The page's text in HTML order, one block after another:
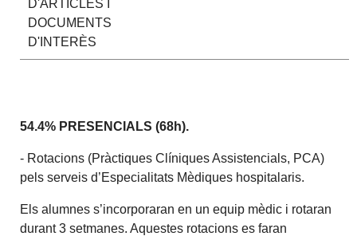
D'ARTICLES I
DOCUMENTS
D'INTERÈS
54.4% PRESENCIALS (68h).
- Rotacions (Pràctiques Clíniques Assistencials, PCA)
pels serveis d’Especialitats Mèdiques hospitalaris.
Els alumnes s’incorporaran en un equip mèdic i rotaran
durant 3 setmanes. Aquestes rotacions es faran